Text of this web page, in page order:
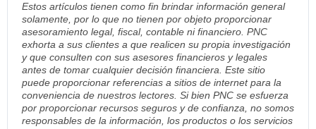
Estos artículos tienen como fin brindar información general
solamente, por lo que no tienen por objeto proporcionar
asesoramiento legal, fiscal, contable ni financiero. PNC
exhorta a sus clientes a que realicen su propia investigación
y que consulten con sus asesores financieros y legales
antes de tomar cualquier decisión financiera. Este sitio
puede proporcionar referencias a sitios de internet para la
conveniencia de nuestros lectores. Si bien PNC se esfuerza
por proporcionar recursos seguros y de confianza, no somos
responsables de la información, los productos o los servicios